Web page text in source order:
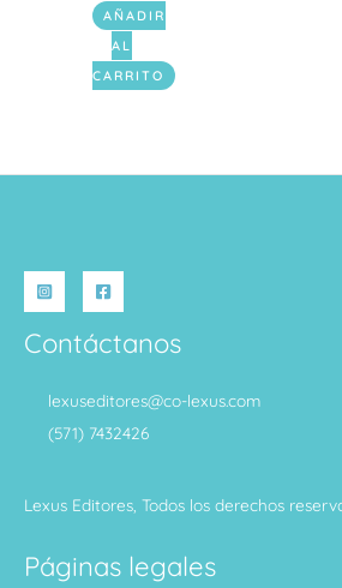
AÑADIR
AL
CARRITO
Contáctanos
lexuseditores@co-lexus.com
(571) 7432426
Lexus Editores, Todos los derechos
Páginas legales